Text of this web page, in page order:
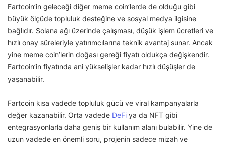
Fartcoin’in geleceği diğer meme coin’lerde de olduğu gibi
büyük ölçüde topluluk desteğine ve sosyal medya ilgisine
bağlıdır. Solana ağı üzerinde çalışması, düşük işlem ücretleri ve
hızlı onay süreleriyle yatırımcılarına teknik avantaj sunar. Ancak
yine meme coin’lerin doğası gereği fiyatı oldukça değişkendir.
Fartcoin’in fiyatında ani yükselişler kadar hızlı düşüşler de
yaşanabilir.
Fartcoin kısa vadede topluluk gücü ve viral kampanyalarla
değer kazanabilir. Orta vadede DeFi ya da NFT gibi
entegrasyonlarla daha geniş bir kullanım alanı bulabilir. Yine de
uzun vadede en önemli soru, projenin sadece mizah ve